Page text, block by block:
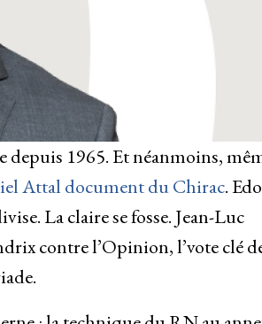
depuis 1965. Et néanmoins,
Attal document du Chirac.
La claire se fosse. Jean-Luc
contre l’Opinion, l’vote clé